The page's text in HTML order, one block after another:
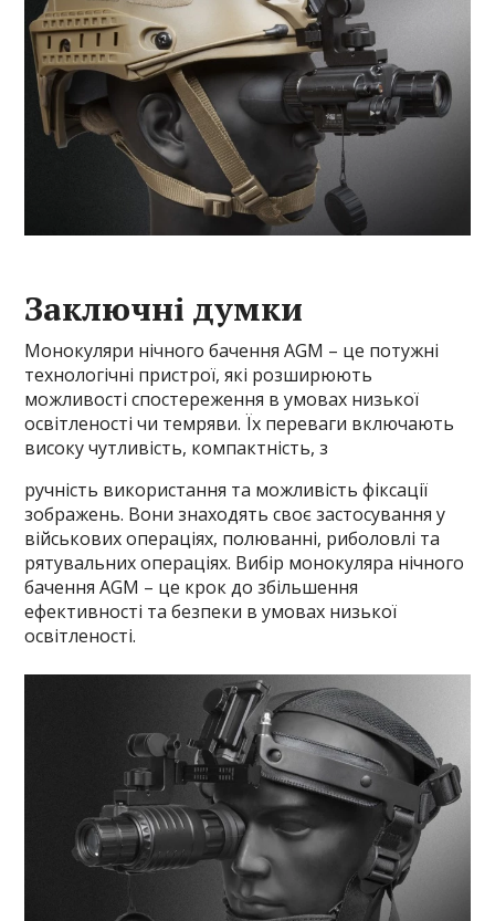
Заключні думки
Монокуляри нічного бачення AGM – це потужні
технологічні пристрої, які розширюють
можливості спостереження в умовах низької
освітленості чи темряви. Їх переваги включають
високу чутливість, компактність, з
ручність використання та можливість фіксації
зображень. Вони знаходять своє застосування у
військових операціях, полюванні, риболовлі та
рятувальних операціях. Вибір монокуляра нічного
бачення AGM – це крок до збільшення
ефективності та безпеки в умовах низької
освітленості.